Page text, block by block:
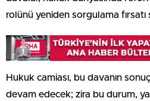
rolünü yeniden sorgulama fırsatı
Hukuk camiası, bu davanın
devam edecek; zira bu durum,